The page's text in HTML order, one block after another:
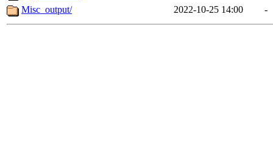
Misc_output/
2022-10-25 14:00 -